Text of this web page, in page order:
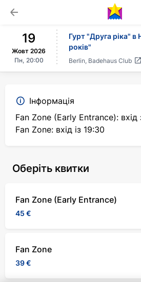
19
Жовт 2026
Пн, 20:00
Гурт "Друга ріка" в
років"
Berlin, Badehaus Club
Інформація
Fan Zone (Early Entrance): вхід
Fan Zone: вхід із 19:30
Оберіть квитки
Fan Zone (Early Entrance)
45 €
Fan Zone
39 €